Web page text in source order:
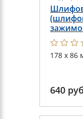
178 х 86
640